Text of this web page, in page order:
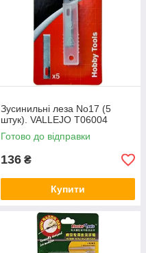
Зусинильні леза No17 (5
штук). VALLEJO T06004
Готово до відправки
136 ₴
Купити